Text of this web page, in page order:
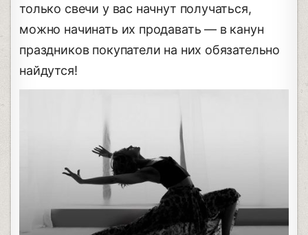
только свечи у вас начнут получаться,
можно начинать их продавать — в канун
праздников покупатели на них обязательно
найдутся!